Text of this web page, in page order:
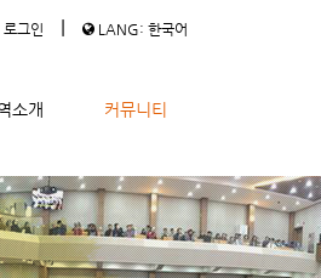
로그인 | LANG: 한국어
소개 커뮤니티